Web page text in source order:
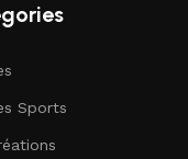
Sports